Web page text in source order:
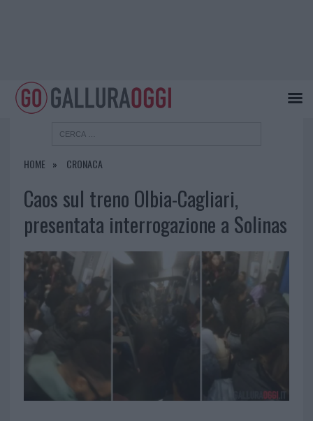
HOME CRONACA
Caos sul treno Olbia-Cagliari,
presentata interrogazione a Solinas